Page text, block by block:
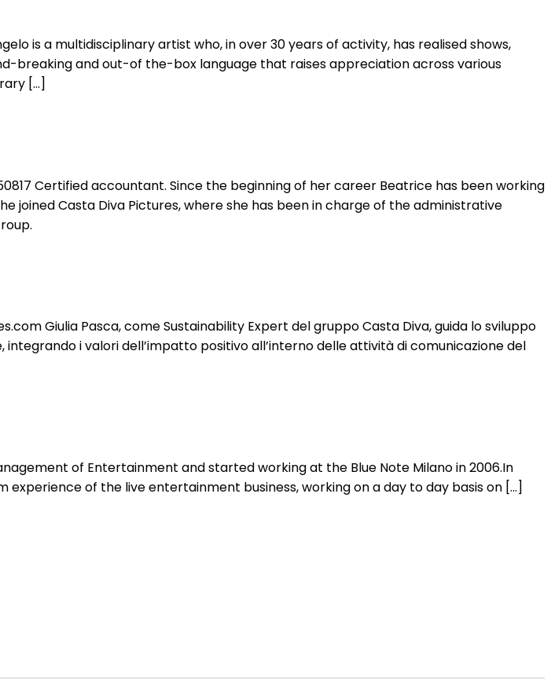
is a multidisciplinary artist who, in over 30 years of activity, has realised shows,
breaking and out-of the-box language that raises appreciation across various
[…]
Certified accountant. Since the beginning of her career Beatrice has been working
joined Casta Diva Pictures, where she has been in charge of the administrative
Giulia Pasca, come Sustainability Expert del gruppo Casta Diva, guida lo sviluppo
i valori dell’impatto positivo all’interno delle attività di comunicazione del
of Entertainment and started working at the Blue Note Milano in 2006.In
of the live entertainment business, working on a day to day basis on […]